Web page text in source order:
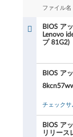
ー
ファイル名
BIOS ア
Lenovo
プ 81G2)
BIOS ア
チェックサ
BIOS ア
リリース